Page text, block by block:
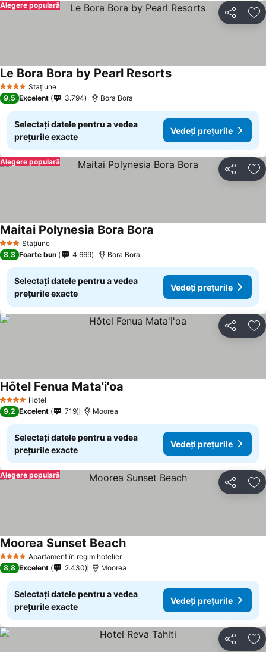
Distribuiți
Alegere populară
4 Stele Stațiune
Le Bora Bora by Pearl ResortsVedeți prețurile
9,5 Excelent 3.794 Bora Bora
Selectați datele pentru a vedea
prețurile exacte
Vedeți prețurile
Distribuiți
Alegere populară
3 SteleStațiune
Maitai Polynesia Bora Bora
8,3 Foarte bun 4.669 Bora Bora
Selectați datele pentru a vedea
prețurile exacte
Vedeți prețurile
Distribuiți
4 Stele Hotel
Hôtel Fenua Mata'i'oa
9,2 Excelent 719 Moorea
Selectați datele pentru a vedea
prețurile exacte
Vedeți prețurile
Distribuiți
Alegere populară
4 Stele Apartament în regim hotelier
Moorea Sunset BeachVedeți prețurile
8,8 Excelent 2.430 Moorea
Selectați datele pentru a vedea
prețurile exacte
Vedeți prețurile
Distribuiți